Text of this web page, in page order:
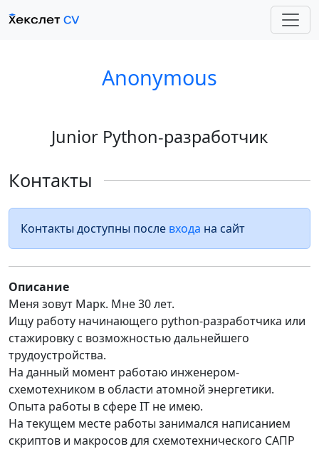
Anonymous
Junior Python-разработчик
Контакты
Контакты доступны после входа на сайт
Описание
Меня зовут Марк. Мне 30 лет.
Ищу работу начинающего python-разработчика или
стажировку с возможностью дальнейшего
трудоустройства.
На данный момент работаю инженером-
схемотехником в области атомной энергетики.
Опыта работы в сфере IT не имею.
На текущем месте работы занимался написанием
скриптов и макросов для схемотехнического САПР